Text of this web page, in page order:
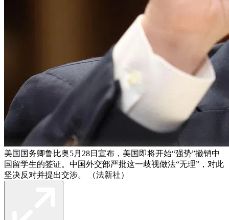
美国国务卿鲁比奥5月28日宣布，美国即将开始“强势”撤销中
国留学生的签证。中国外交部严批这一歧视做法“无理”，对此
坚决反对并提出交涉。 （法新社）